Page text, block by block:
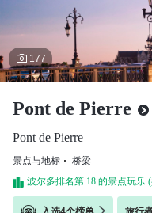
 177
Pont de Pierre
Pont de Pierre
景点与地标
桥梁
波尔多排名第 18 的景点玩乐